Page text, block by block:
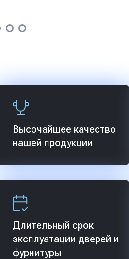
Высочайшее качество
нашей продукции
Длительный срок
эксплуатации дверей и
фурнитуры